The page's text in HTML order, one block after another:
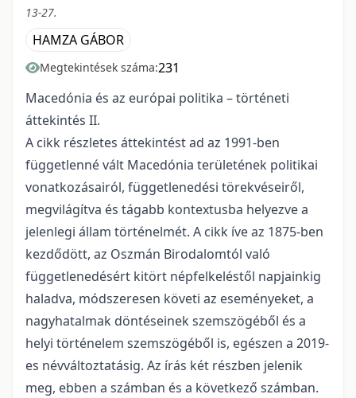
13-27.
HAMZA GÁBOR
Megtekintések száma:231
Macedónia és az európai politika – történeti
áttekintés II.
A cikk részletes áttekintést ad az 1991-ben
függetlenné vált Macedónia területének politikai
vonatkozásairól, függetlenedési törekvéseiről,
megvilágítva és tágabb kontextusba helyezve a
jelenlegi állam történelmét. A cikk íve az 1875-ben
kezdődött, az Oszmán Birodalomtól való
függetlenedésért kitört népfelkeléstől napjainkig
haladva, módszeresen követi az eseményeket, a
nagyhatalmak döntéseinek szemszögéből és a
helyi történelem szemszögéből is, egészen a 2019-
es névváltoztatásig. Az írás két részben jelenik
meg, ebben a számban és a következő számban.